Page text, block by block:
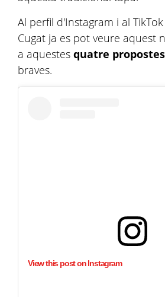
Al perfil d'Instagram i al
Cugat ja es pot veure aquest
a aquestes quatre
braves.
View this post on Instagram